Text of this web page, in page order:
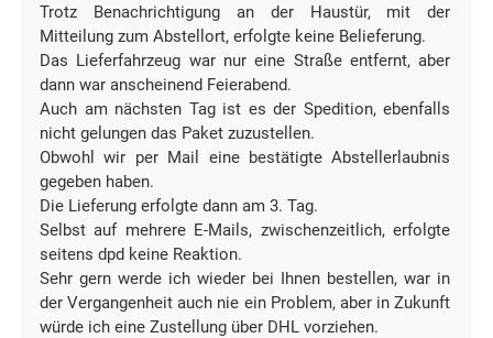
Trotz Benachrichtigung an der Haustür, mit der
Mitteilung zum Abstellort, erfolgte keine Belieferung.
Das Lieferfahrzeug war nur eine Straße entfernt, aber
dann war anscheinend Feierabend.
Auch am nächsten Tag ist es der Spedition, ebenfalls
nicht gelungen das Paket zuzustellen.
Obwohl wir per Mail eine bestätigte Abstellerlaubnis
gegeben haben.
Die Lieferung erfolgte dann am 3. Tag.
Selbst auf mehrere E-Mails, zwischenzeitlich, erfolgte
seitens dpd keine Reaktion.
Sehr gern werde ich wieder bei Ihnen bestellen, war in
der Vergangenheit auch nie ein Problem, aber in Zukunft
würde ich eine Zustellung über DHL vorziehen.